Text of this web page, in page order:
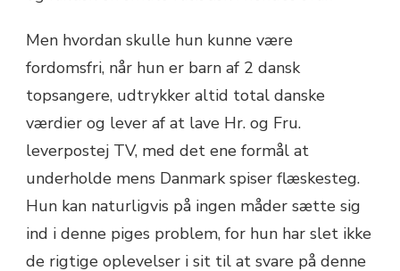
Men hvordan skulle hun kunne være
fordomsfri, når hun er barn af 2 dansk
topsangere, udtrykker altid total danske
værdier og lever af at lave Hr. og Fru.
leverpostej TV, med det ene formål at
underholde mens Danmark spiser flæskesteg.
Hun kan naturligvis på ingen måder sætte sig
ind i denne piges problem, for hun har slet ikke
de rigtige oplevelser i sit til at svare på denne